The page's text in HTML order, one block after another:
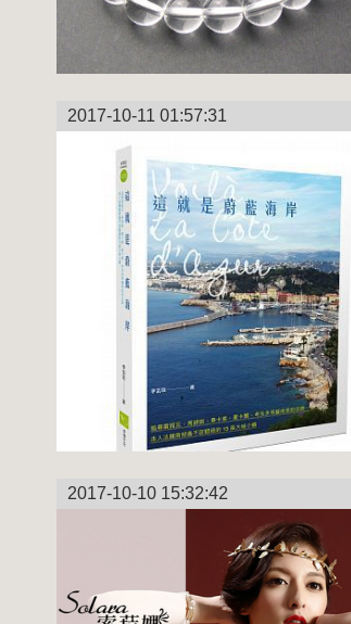
2017-10-11 01:57:31
2017-10-10 15:32:42